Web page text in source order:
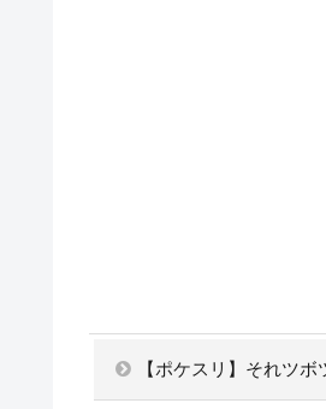
【ポケスリ】それツ